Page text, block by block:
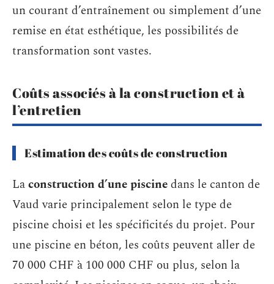
un courant d’entraînement ou simplement d’une
remise en état esthétique, les possibilités de
transformation sont vastes.
Coûts associés à la construction et à
l’entretien
Estimation des coûts de construction
Laconstruction d’une piscinedans le canton de
Vaud varie principalement selon le type de
piscine choisi et les spécificités du projet. Pour
une piscine en béton, les coûts peuvent aller de
70 000 CHF à 100 000 CHF ou plus, selon la